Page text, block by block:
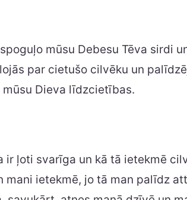
mūsu Debesu Tēva sirdi
par cietušo cilvēku un
Dieva līdzcietības.
ir ļoti svarīga un kā tā ietekmē
mani ietekmē, jo tā man palīdz